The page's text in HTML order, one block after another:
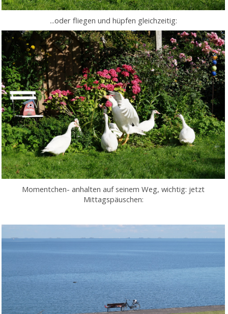
...oder fliegen und hüpfen gleichzeitig:
Momentchen- anhalten auf seinem Weg, wichtig: jetzt
Mittagspäuschen: